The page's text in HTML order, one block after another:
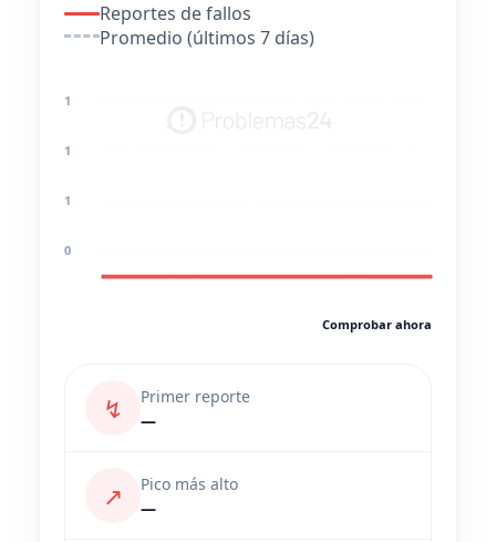
Reportes de fallos
Promedio (últimos 7 días)
1
1
1
0
Comprobar ahora
↯
Primer reporte
—
↗
Pico más alto
—